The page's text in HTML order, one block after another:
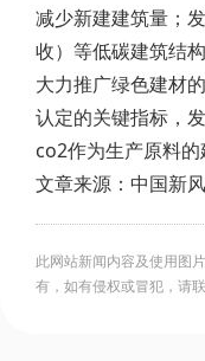
减少新建建筑量；
收）等低碳建筑结
大力推广绿色建材
认定的关键指标，
co2作为生产原料的
文章来源：中国新
此网站新闻内容及使用图
有，如有侵权或冒犯，请